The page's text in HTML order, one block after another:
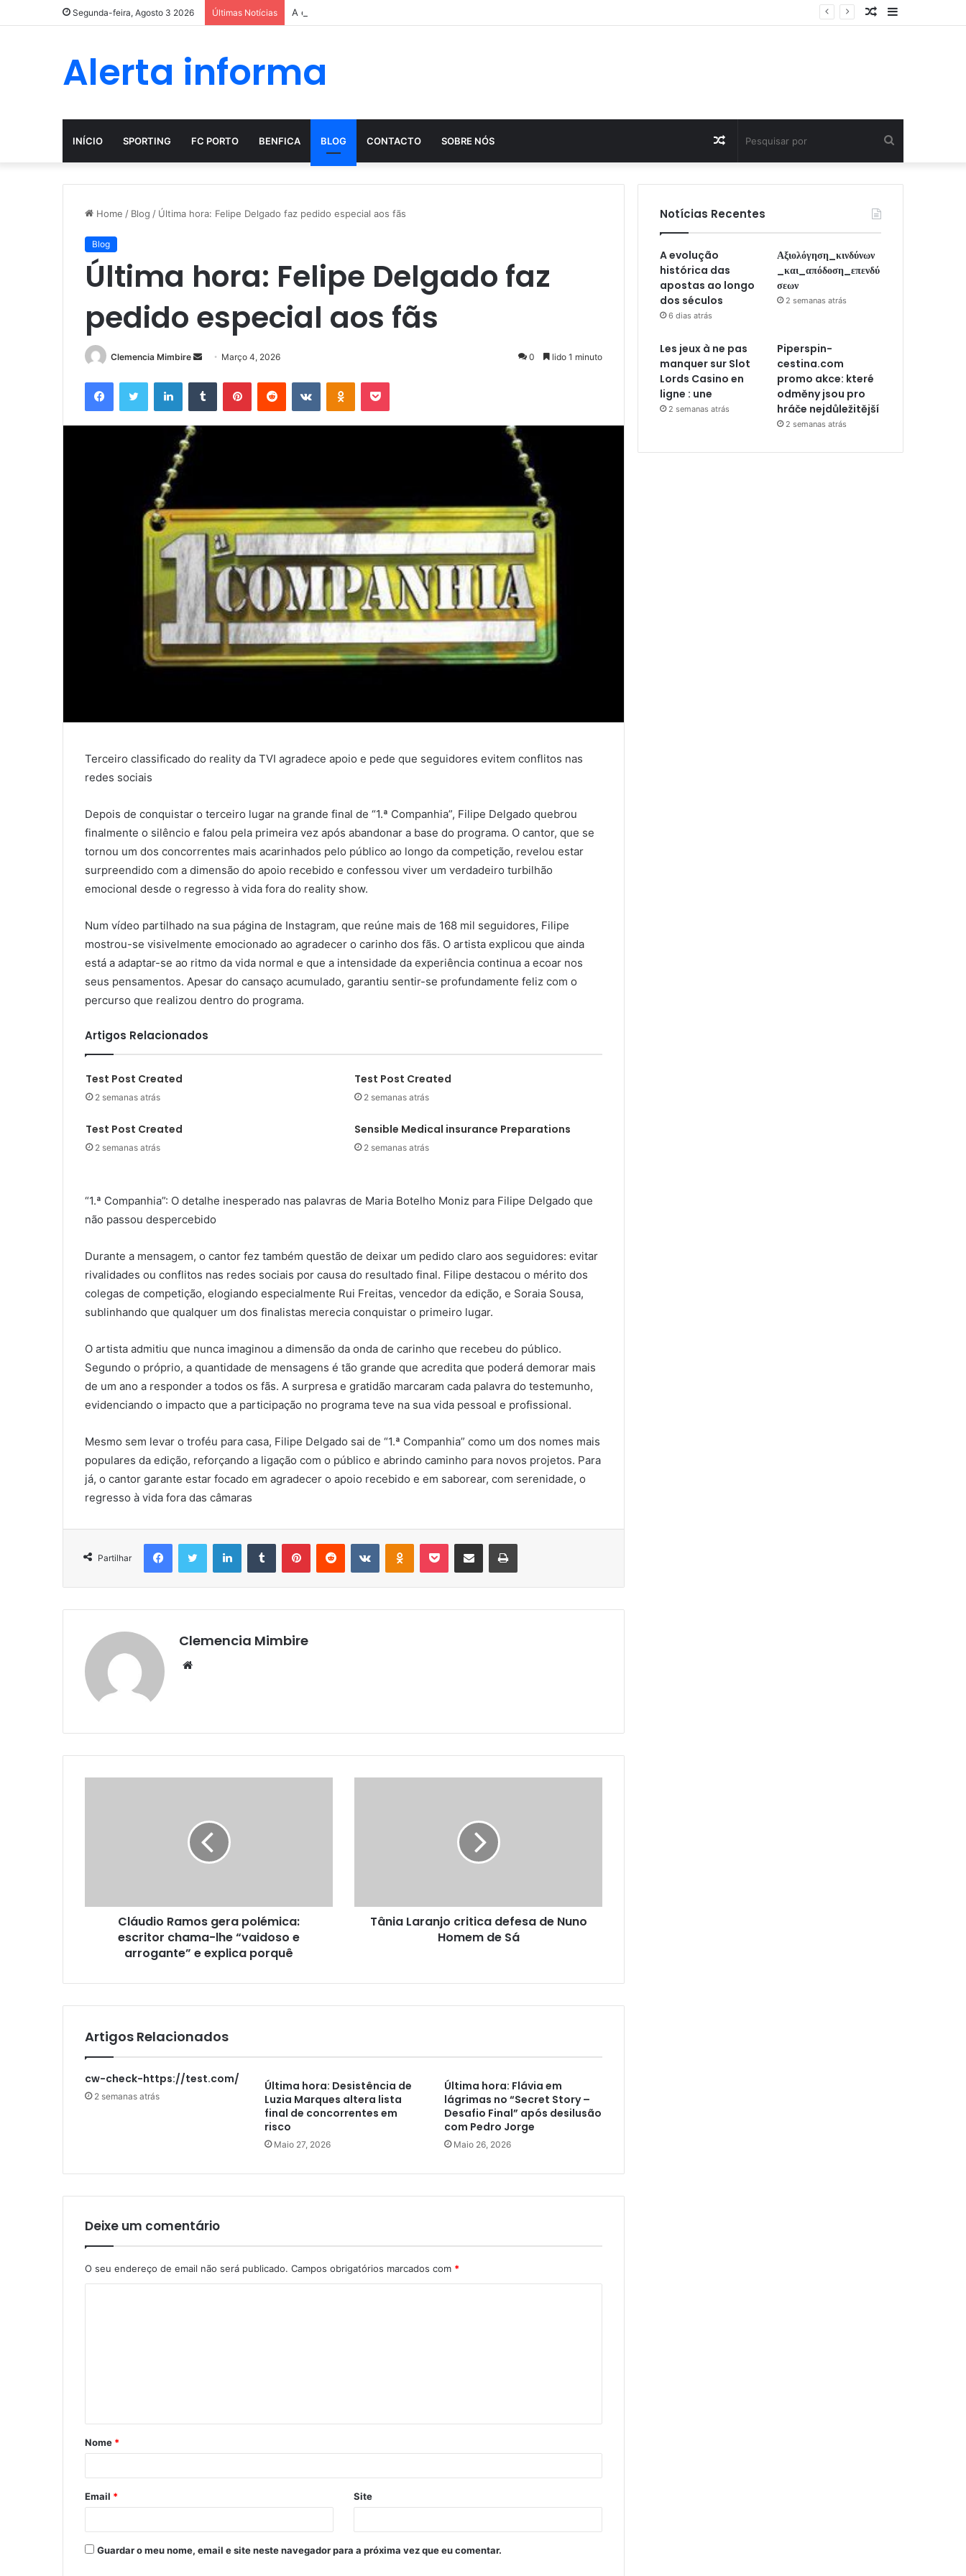
Segunda-feira, Agosto 3 2026 Últimas Notícias A evolução histórica das apostas ao longo dos séculos Sidebar
Artigo
Alerta informa
INÍCIO SPORTING FC PORTO BENFICA BLOG CONTACTO SOBRE NÓS
por
Artigo
Aleatório
Home / Blog / Última hora: Felipe Delgado faz pedido especial aos fãs
Blog
Última hora: Felipe Delgado faz
pedido especial aos fãs
Clemencia Mimbire
Send
email
Março 4, 2026 0 lido 1 minuto
FacebookTwitter LinkedInTumblr PinterestReddit VKontakteOdnoklassniki
Pocket
Terceiro classificado do reality da TVI agradece apoio e pede que seguidores evitem conflitos nas
redes sociais
Depois de conquistar o terceiro lugar na grande final de “1.ª Companhia”, Filipe Delgado quebrou
finalmente o silêncio e falou pela primeira vez após abandonar a base do programa. O cantor, que se
tornou um dos concorrentes mais acarinhados pelo público ao longo da competição, revelou estar
surpreendido com a dimensão do apoio recebido e confessou viver um verdadeiro turbilhão
emocional desde o regresso à vida fora do reality show.
Num vídeo partilhado na sua página de Instagram, que reúne mais de 168 mil seguidores, Filipe
mostrou-se visivelmente emocionado ao agradecer o carinho dos fãs. O artista explicou que ainda
está a adaptar-se ao ritmo da vida normal e que a intensidade da experiência continua a ecoar nos
seus pensamentos. Apesar do cansaço acumulado, garantiu sentir-se profundamente feliz com o
percurso que realizou dentro do programa.
Artigos Relacionados
Test Post Created
2 semanas atrás
Test Post Created
2 semanas atrás
Test Post Created
2 semanas atrás
Sensible Medical insurance Preparations
2 semanas atrás
“1.ª Companhia”: O detalhe inesperado nas palavras de Maria Botelho Moniz para Filipe Delgado que
não passou despercebido
Durante a mensagem, o cantor fez também questão de deixar um pedido claro aos seguidores: evitar
rivalidades ou conflitos nas redes sociais por causa do resultado final. Filipe destacou o mérito dos
colegas de competição, elogiando especialmente Rui Freitas, vencedor da edição, e Soraia Sousa,
sublinhando que qualquer um dos finalistas merecia conquistar o primeiro lugar.
O artista admitiu que nunca imaginou a dimensão da onda de carinho que recebeu do público.
Segundo o próprio, a quantidade de mensagens é tão grande que acredita que poderá demorar mais
de um ano a responder a todos os fãs. A surpresa e gratidão marcaram cada palavra do testemunho,
evidenciando o impacto que a participação no programa teve na sua vida pessoal e profissional.
Mesmo sem levar o troféu para casa, Filipe Delgado sai de “1.ª Companhia” como um dos nomes mais
populares da edição, reforçando a ligação com o público e abrindo caminho para novos projetos. Para
já, o cantor garante estar focado em agradecer o apoio recebido e em saborear, com serenidade, o
regresso à vida fora das câmaras
Partilhar
FacebookTwitter LinkedInTumblr PinterestReddit VKontakteOdnoklassniki
Pocket Partilhar Via Email Imprimir
Clemencia Mimbire
Website
Cláudio Ramos gera polémica:
escritor chama-lhe “vaidoso e
arrogante” e explica porquê
Tânia Laranjo critica defesa de Nuno
Homem de Sá
Artigos Relacionados
cw-check-https://test.com/
2 semanas atrás
Última hora: Desistência de
Luzia Marques altera lista
final de concorrentes em
risco
Maio 27, 2026
Última hora: Flávia em
lágrimas no “Secret Story –
Desafio Final” após desilusão
com Pedro Jorge
Maio 26, 2026
Deixe um comentário
O seu endereço de email não será publicado. Campos obrigatórios marcados com *
á
r
*
Nome *
Email * Site
Guardar o meu nome, email e site neste navegador para a próxima vez que eu comentar.
Notícias Recentes
A evolução
histórica das
apostas ao longo
dos séculos
6 dias atrás
Αξιολόγηση_κινδύνων
_και_απόδοση_επενδύ
σεων
2 semanas atrás
Les jeux à ne pas
manquer sur Slot
Lords Casino en
ligne : une
2 semanas atrás
Piperspin-
cestina.com
promo akce: které
odměny jsou pro
hráče nejdůležitější
2 semanas atrás